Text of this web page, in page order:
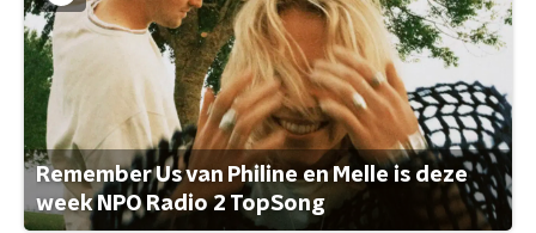
Remember Us van Philine en Melle is deze
week NPO Radio 2 TopSong